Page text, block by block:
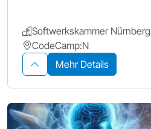
Softwerkskammer Nürnberg
CodeCamp:N
Mehr Details